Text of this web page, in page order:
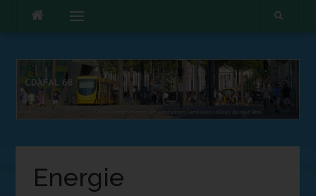
Menu
Energie